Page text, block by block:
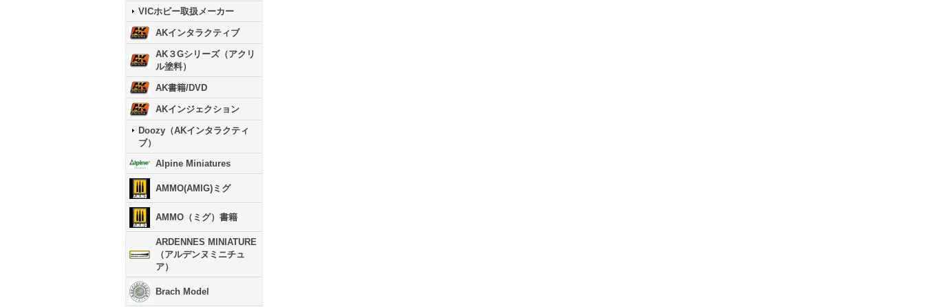
VICホビー取扱メーカー
AKインタラクティブ
AK３Gシリーズ（アクリ
ル塗料）
AK書籍/DVD
AKインジェクション
Doozy（AKインタラクティ
ブ）
Alpine Miniatures
AMMO(AMIG)ミグ
AMMO（ミグ）書籍
ARDENNES MINIATURE
（アルデンヌミニチュ
ア）
Brach Model